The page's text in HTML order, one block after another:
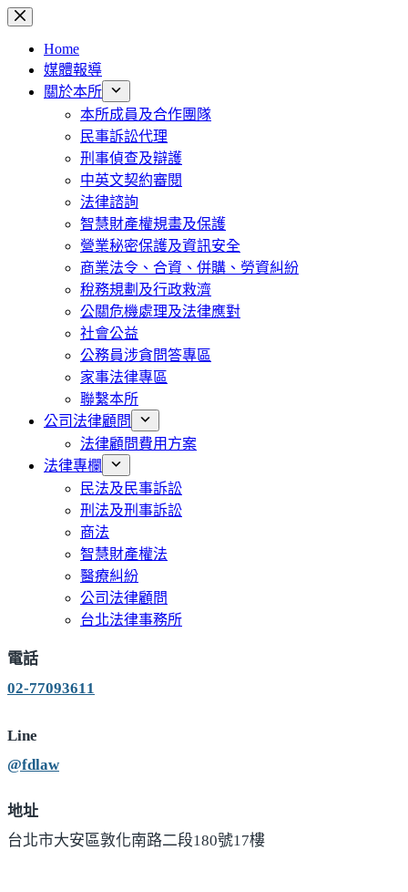
跳
Home
媒體報導
關於本所
本所成員及合作團隊
民事訴訟代理
刑事偵查及辯護
中英文契約審閱
法律諮詢
智慧財產權規畫及保護
營業秘密保護及資訊安全
商業法令、合資、併購、勞資糾紛
稅務規劃及行政救濟
公關危機處理及法律應對
社會公益
公務員涉貪問答專區
家事法律專區
聯繫本所
公司法律顧問
法律顧問費用方案
法律專欄
民法及民事訴訟
刑法及刑事訴訟
商法
智慧財產權法
醫療糾紛
公司法律顧問
台北法律事務所
電話
02-77093611
Line
@fdlaw
地址
台北市大安區敦化南路二段180號17樓